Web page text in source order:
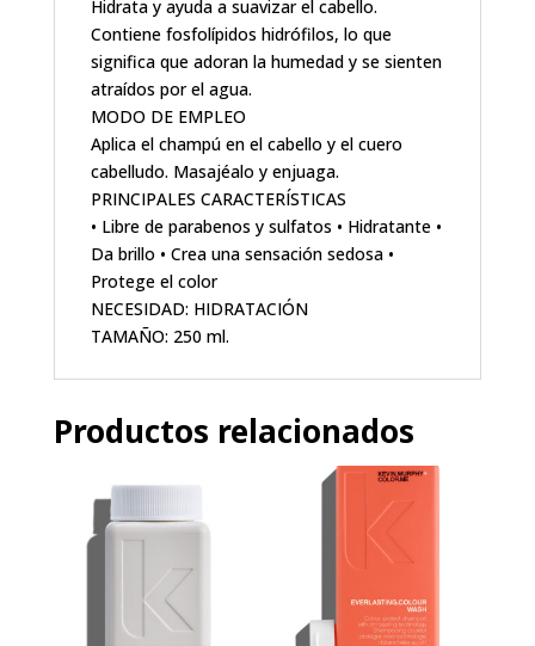
Hidrata y ayuda a suavizar el cabello.
Contiene fosfolípidos hidrófilos, lo que
significa que adoran la humedad y se sienten
atraídos por el agua.
MODO DE EMPLEO
Aplica el champú en el cabello y el cuero
cabelludo. Masajéalo y enjuaga.
PRINCIPALES CARACTERÍSTICAS
• Libre de parabenos y sulfatos • Hidratante •
Da brillo • Crea una sensación sedosa •
Protege el color
NECESIDAD: HIDRATACIÓN
TAMAÑO: 250 ml.
Productos relacionados